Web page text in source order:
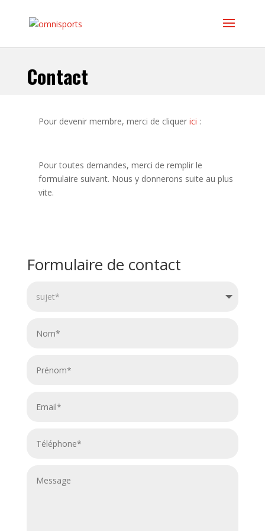
Contact
Pour devenir membre, merci de cliquer ici :
Pour toutes demandes, merci de remplir le
formulaire suivant. Nous y donnerons suite au plus
vite.
Formulaire de contact